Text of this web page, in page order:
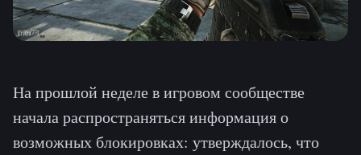
На прошлой неделе в игровом сообществе
начала распространяться информация о
возможных блокировках: утверждалось, что